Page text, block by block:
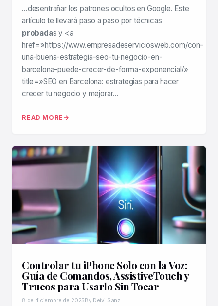
…desentrañar los patrones ocultos en Google. Este
artículo te llevará paso a paso por técnicas
probadas y <a
href=»https://www.empresadeserviciosweb.com/con-
una-buena-estrategia-seo-tu-negocio-en-
barcelona-puede-crecer-de-forma-exponencial/»
title=»SEO en Barcelona: estrategias para hacer
crecer tu negocio y mejorar…
READ MORE
Controlar tu iPhone Solo con la Voz:
Guía de Comandos, AssistiveTouch y
Trucos para Usarlo Sin Tocar
8 de diciembre de 2025By Deivi Sanz